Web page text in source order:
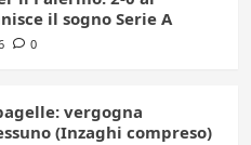
il sogno Serie A
0
vergogna
(Inzaghi compreso)